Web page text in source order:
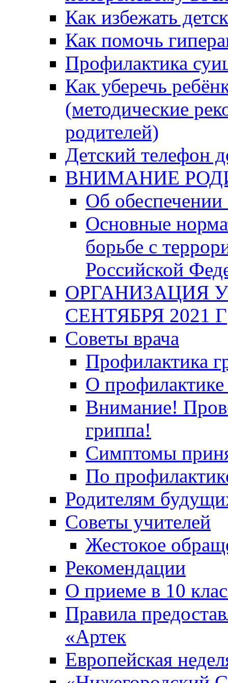
Как избежать
Как помочь
Профилактика
Как уберечь
(методические
родителей)
Детский телефон
ВНИМАНИЕ
Об обеспечении
Основные
борьбе с
Российской
ОРГАНИЗАЦИЯ
СЕНТЯБРЯ 2021 Г
Советы врача
Профилактика
О профилактике
Внимание!
гриппа!
Симптомы
По
Родителям
Советы учителей
Жестокое
Рекомендации
О приеме в 10
Правила
«Артек
Европейская